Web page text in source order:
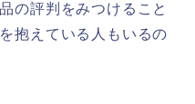
の評判をみつけること
抱えている人もいるの